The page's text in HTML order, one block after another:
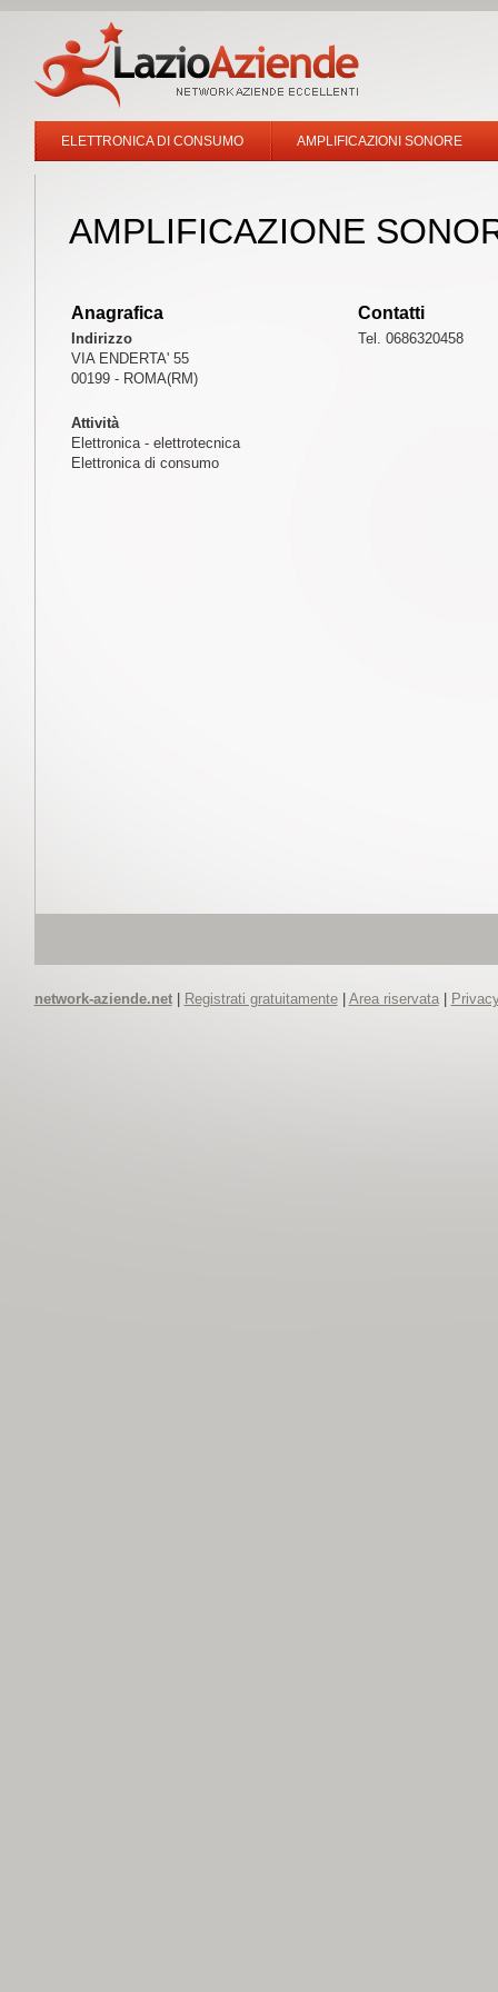
ELETTRONICA DI CONSUMO AMPLIFICAZIONI SONORE
AMPLIFICAZIONE
Anagrafica
Indirizzo
VIA ENDERTA' 55
00199 - ROMA(RM)
Contatti
Tel. 0686320458
Attività
Elettronica - elettrotecnica
Elettronica di consumo
network-aziende.net| Registrati gratuitamente| Area riservata|